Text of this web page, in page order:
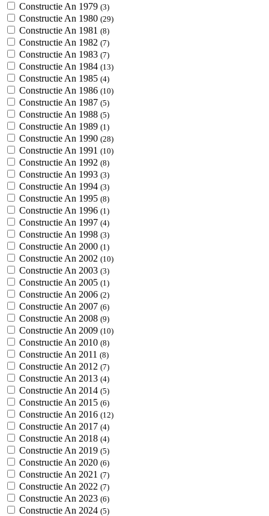
Constructie An 1979 (3)
Constructie An 1980 (29)
Constructie An 1981 (8)
Constructie An 1982 (7)
Constructie An 1983 (7)
Constructie An 1984 (13)
Constructie An 1985 (4)
Constructie An 1986 (10)
Constructie An 1987 (5)
Constructie An 1988 (5)
Constructie An 1989 (1)
Constructie An 1990 (28)
Constructie An 1991 (10)
Constructie An 1992 (8)
Constructie An 1993 (3)
Constructie An 1994 (3)
Constructie An 1995 (8)
Constructie An 1996 (1)
Constructie An 1997 (4)
Constructie An 1998 (3)
Constructie An 2000 (1)
Constructie An 2002 (10)
Constructie An 2003 (3)
Constructie An 2005 (1)
Constructie An 2006 (2)
Constructie An 2007 (6)
Constructie An 2008 (9)
Constructie An 2009 (10)
Constructie An 2010 (8)
Constructie An 2011 (8)
Constructie An 2012 (7)
Constructie An 2013 (4)
Constructie An 2014 (5)
Constructie An 2015 (6)
Constructie An 2016 (12)
Constructie An 2017 (4)
Constructie An 2018 (4)
Constructie An 2019 (5)
Constructie An 2020 (6)
Constructie An 2021 (7)
Constructie An 2022 (7)
Constructie An 2023 (6)
Constructie An 2024 (5)